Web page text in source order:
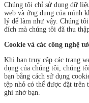
Chúng tôi chỉ sử dụng dữ
web và ứng dụng của mình
lý để làm như vậy. Chúng
đích mà chúng tôi đã thu
Cookie và các công nghệ
Khi bạn truy cập các trang
dụng của chúng tôi, chúng
bạn bằng cách sử dụng
tệp nhỏ có thể được đặt trên
ghi nhớ bạn.